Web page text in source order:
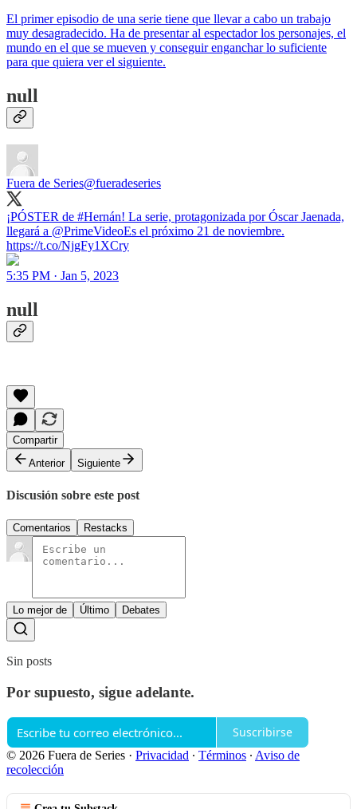
El primer episodio de una serie tiene que llevar a cabo un trabajo
muy desagradecido. Ha de presentar al espectador los personajes, el
mundo en el que se mueven y conseguir enganchar lo suficiente
para que quiera ver el siguiente.
null
Fuera de Series@fueradeseries
¡PÓSTER de #Hernán! La serie, protagonizada por Óscar Jaenada,
llegará a @PrimeVideoEs el próximo 21 de noviembre.
https://t.co/NjgFy1XCry
5:35 PM · Jan 5, 2023
null
Compartir
Anterior
Siguiente
Discusión sobre este post
Comentarios Restacks
Lo mejor de Último Debates
Sin posts
Por supuesto, sigue adelante.
Suscribirse
© 2026 Fuera de Series · Privacidad ∙ Términos ∙ Aviso de
recolección